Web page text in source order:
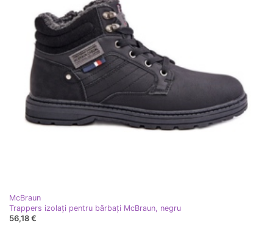
McBraun
Trappers izolați pentru bărbați McBraun, negru
56,18 €